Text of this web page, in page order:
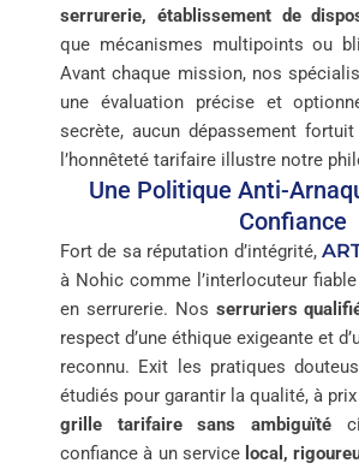
serrurerie, établissement de
que mécanismes multipoints ou
Avant chaque mission, nos
une évaluation précise et
secrète, aucun dépassement
l’honnêteté tarifaire illustre notre
Une Politique Anti-
Confiance
Fort de sa réputation d’intégrité,
à Nohic comme l’interlocuteur
en serrurerie. Nos serruriers
respect d’une éthique exigeante et
reconnu. Exit les pratiques
étudiés pour garantir la qualité, à
grille tarifaire sans ambiguïté
confiance à un service local,